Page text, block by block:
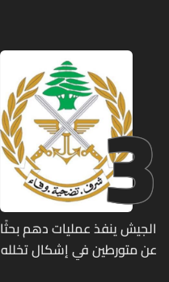
3
الجيش ينفذ عمليات دهم بحثًا
عن متورطين في إشكال تخلله